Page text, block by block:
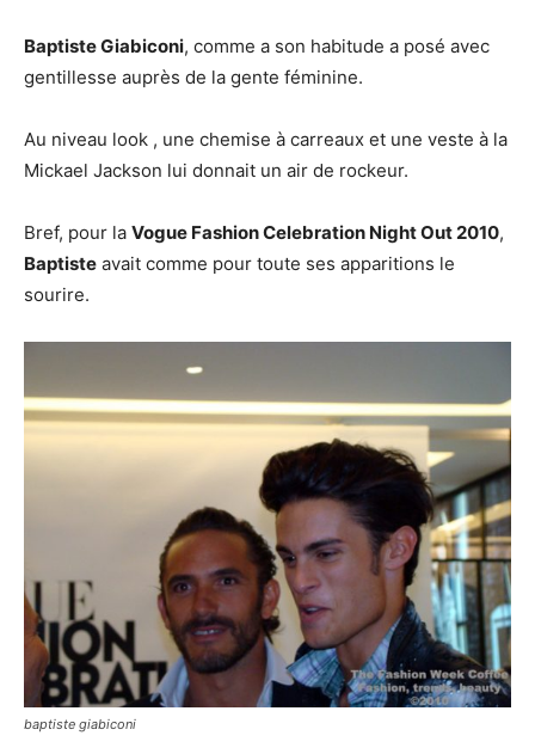
Baptiste Giabiconi, comme a son habitude a posé avec
gentillesse auprès de la gente féminine.
Au niveau look , une chemise à carreaux et une veste à la
Mickael Jackson lui donnait un air de rockeur.
Bref, pour la Vogue Fashion Celebration Night Out 2010,
Baptiste avait comme pour toute ses apparitions le
sourire.
baptiste giabiconi